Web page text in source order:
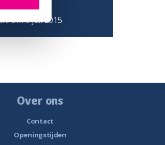
Holland
t/m 9 juli 2015
Over ons
Contact
Openingstijden